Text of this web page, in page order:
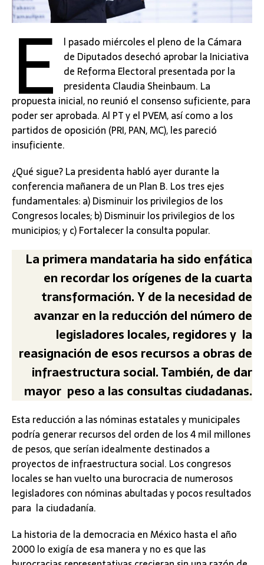
E l pasado miércoles el pleno de la Cámara
de Diputados desechó aprobar la Iniciativa
de Reforma Electoral presentada por la
presidenta Claudia Sheinbaum. La
propuesta inicial, no reunió el consenso suficiente, para
poder ser aprobada. Al PT y el PVEM, así como a los
partidos de oposición (PRI, PAN, MC), les pareció
insuficiente.
¿Qué sigue? La presidenta habló ayer durante la
conferencia mañanera de un Plan B. Los tres ejes
fundamentales: a) Disminuir los privilegios de los
Congresos locales; b) Disminuir los privilegios de los
municipios; y c) Fortalecer la consulta popular.
La primera mandataria ha sido enfática
en recordar los orígenes de la cuarta
transformación. Y de la necesidad de
avanzar en la reducción del número de
legisladores locales, regidores y la
reasignación de esos recursos a obras de
infraestructura social. También, de dar
mayor peso a las consultas ciudadanas.
Esta reducción a las nóminas estatales y municipales
podría generar recursos del orden de los 4 mil millones
de pesos, que serían idealmente destinados a
proyectos de infraestructura social. Los congresos
locales se han vuelto una burocracia de numerosos
legisladores con nóminas abultadas y pocos resultados
para la ciudadanía.
La historia de la democracia en México hasta el año
2000 lo exigía de esa manera y no es que las